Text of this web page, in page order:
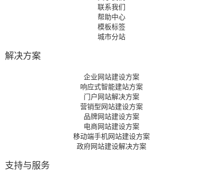
联系我们
帮助中心
模板标签
城市分站
解决方案
企业网站建设方案
响应式智能建站方案
门户网站解决方案
营销型网站建设方案
品牌网站建设方案
电商网站建设方案
移动端手机网站建设方案
政府网站建设解决方案
支持与服务